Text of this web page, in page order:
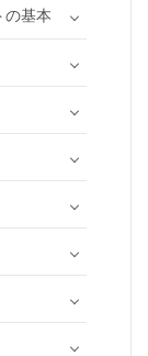
の基本